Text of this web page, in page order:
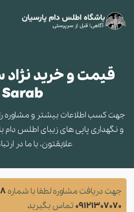
قیمت و خرید
Sarab
جهت کسب اطلاعات بیشتر و مشاوره‌
و نگهداری پاپی های زیبای اطلس دام
علایقتون، با ما در
جهت دریافت مشاوره لطفا با شماره
09121307070 تماس بگیرید